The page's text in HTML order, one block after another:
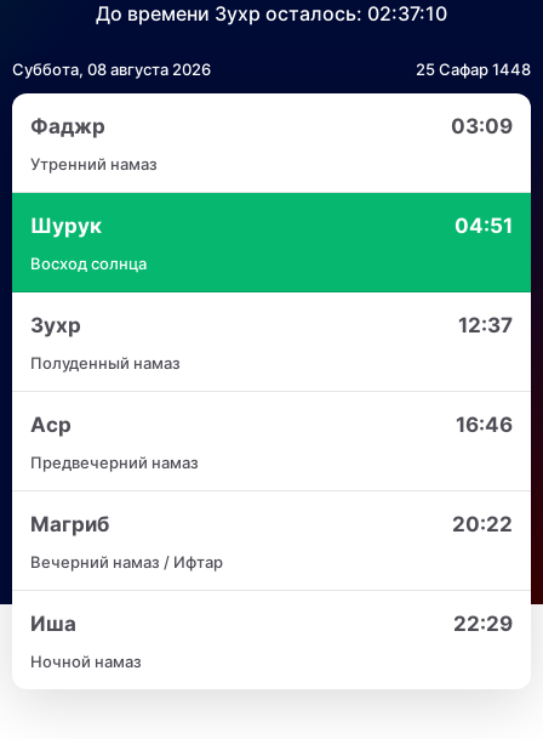
До времени Зухр осталось: 02:37:09
Суббота, 08 августа 2026 25 Сафар 1448
Фаджр 03:09
Утренний намаз
Шурук 04:51
Восход солнца
Зухр 12:37
Полуденный намаз
Аср 16:46
Предвечерний намаз
Магриб 20:22
Вечерний намаз / Ифтар
Иша 22:29
Ночной намаз